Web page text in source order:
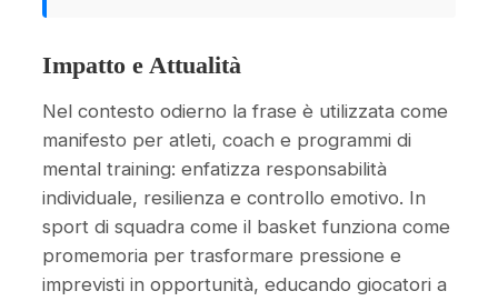
Impatto e Attualità
Nel contesto odierno la frase è utilizzata come
manifesto per atleti, coach e programmi di
mental training: enfatizza responsabilità
individuale, resilienza e controllo emotivo. In
sport di squadra come il basket funziona come
promemoria per trasformare pressione e
imprevisti in opportunità, educando giocatori a